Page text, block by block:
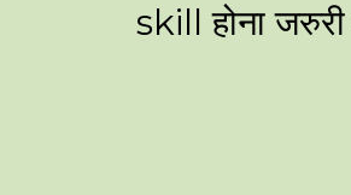
skill होना